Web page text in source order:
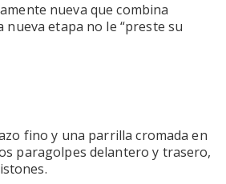
nueva que combina
nueva etapa no le “preste su
fino y una parrilla cromada en
paragolpes delantero y trasero,